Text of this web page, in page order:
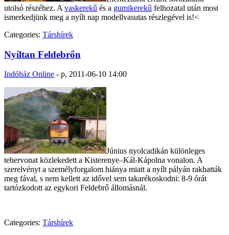
utolsó részéhez. A vaskerekű és a gumikerekű felhozatal után most
ismerkedjünk meg a nyílt nap modellvasutas részlegével is!<
Categories: Társhírek
Nyíltan Feldebrőn
Indóház Online - p, 2011-06-10 14:00
Június nyolcadikán különleges
tehervonat közlekedett a Kisterenye–Kál-Kápolna vonalon. A
szerelvényt a személyforgalom hiánya miatt a nyílt pályán rakhatták
meg fával, s nem kellett az idővel sem takarékoskodni: 8-9 órát
tartózkodott az egykori Feldebrő állomásnál.
Categories: Társhírek